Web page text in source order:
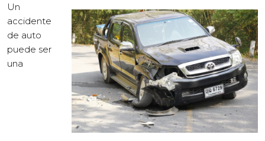
Un
accidente
de auto
puede ser
una